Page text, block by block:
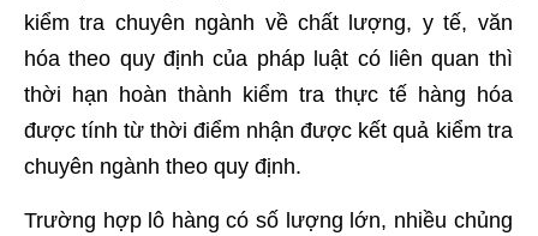
kiểm tra chuyên ngành về chất lượng, y tế, văn
hóa theo quy định của pháp luật có liên quan thì
thời hạn hoàn thành kiểm tra thực tế hàng hóa
được tính từ thời điểm nhận được kết quả kiểm tra
chuyên ngành theo quy định.
Trường hợp lô hàng có số lượng lớn, nhiều chủng